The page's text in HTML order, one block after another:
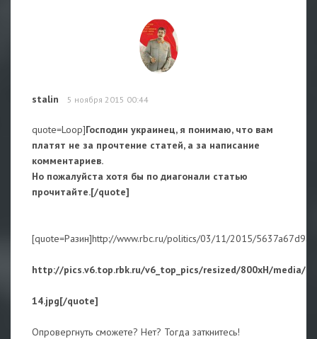
stalin 5 ноября 2015 00:44
quote=Loop]Господин украинец, я понимаю, что вам
платят не за прочтение статей, а за написание
комментариев.
Но пожалуйста хотя бы по диагонали статью
прочитайте.[/quote]
[quote=Разин]http://www.rbc.ru/politics/03/11/2015/
http://pics.v6.top.rbk.ru/v6_top_pics/resized/800xH/media/
14.jpg[/quote]
Опровергнуть сможете? Нет? Тогда заткнитесь!